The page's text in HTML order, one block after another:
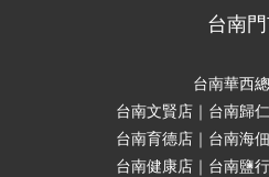
台南
台南華西
台南文賢店｜台南歸
台南育德店｜台南海
台南健康店｜台南鹽